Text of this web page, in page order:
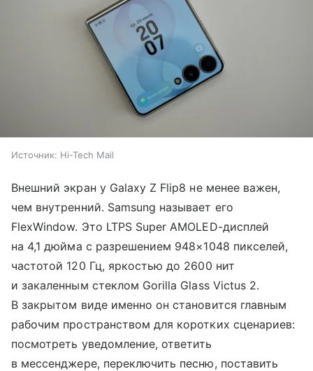
Источник: Hi-Tech Mail
Внешний экран у Galaxy Z Flip8 не менее важен,
чем внутренний. Samsung называет его
FlexWindow. Это LTPS Super AMOLED-дисплей
на 4,1 дюйма с разрешением 948×1048 пикселей,
частотой 120 Гц, яркостью до 2600 нит
и закаленным стеклом Gorilla Glass Victus 2.
В закрытом виде именно он становится главным
рабочим пространством для коротких сценариев:
посмотреть уведомление, ответить
в мессенджере, переключить песню, поставить